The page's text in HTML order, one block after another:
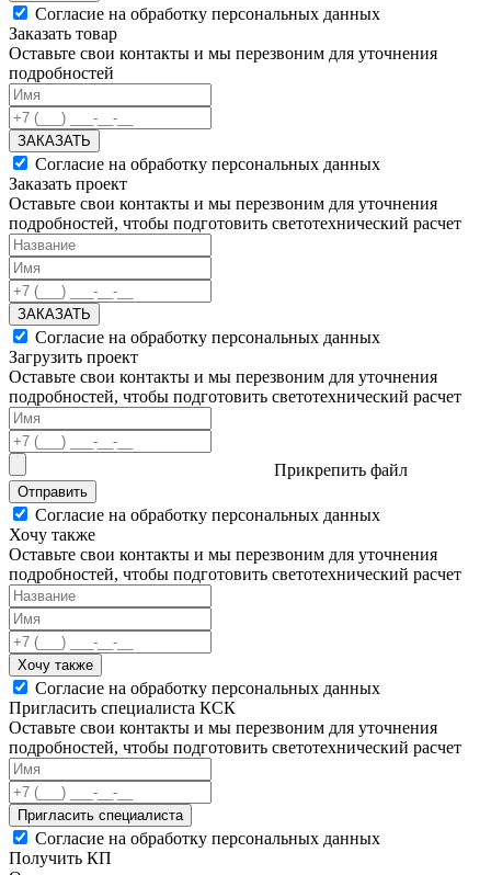
Согласие на обработку персональных данных
Заказать товар
Оставьте свои контакты и мы перезвоним для уточнения
подробностей
ЗАКАЗАТЬ
Согласие на обработку персональных данных
Заказать проект
Оставьте свои контакты и мы перезвоним для уточнения
подробностей, чтобы подготовить светотехнический расчет
ЗАКАЗАТЬ
Согласие на обработку персональных данных
Загрузить проект
Оставьте свои контакты и мы перезвоним для уточнения
подробностей, чтобы подготовить светотехнический расчет
Прикрепить файл
Отправить
Согласие на обработку персональных данных
Хочу также
Оставьте свои контакты и мы перезвоним для уточнения
подробностей, чтобы подготовить светотехнический расчет
Хочу также
Согласие на обработку персональных данных
Пригласить специалиста КСК
Оставьте свои контакты и мы перезвоним для уточнения
подробностей, чтобы подготовить светотехнический расчет
Пригласить специалиста
Согласие на обработку персональных данных
Получить КП